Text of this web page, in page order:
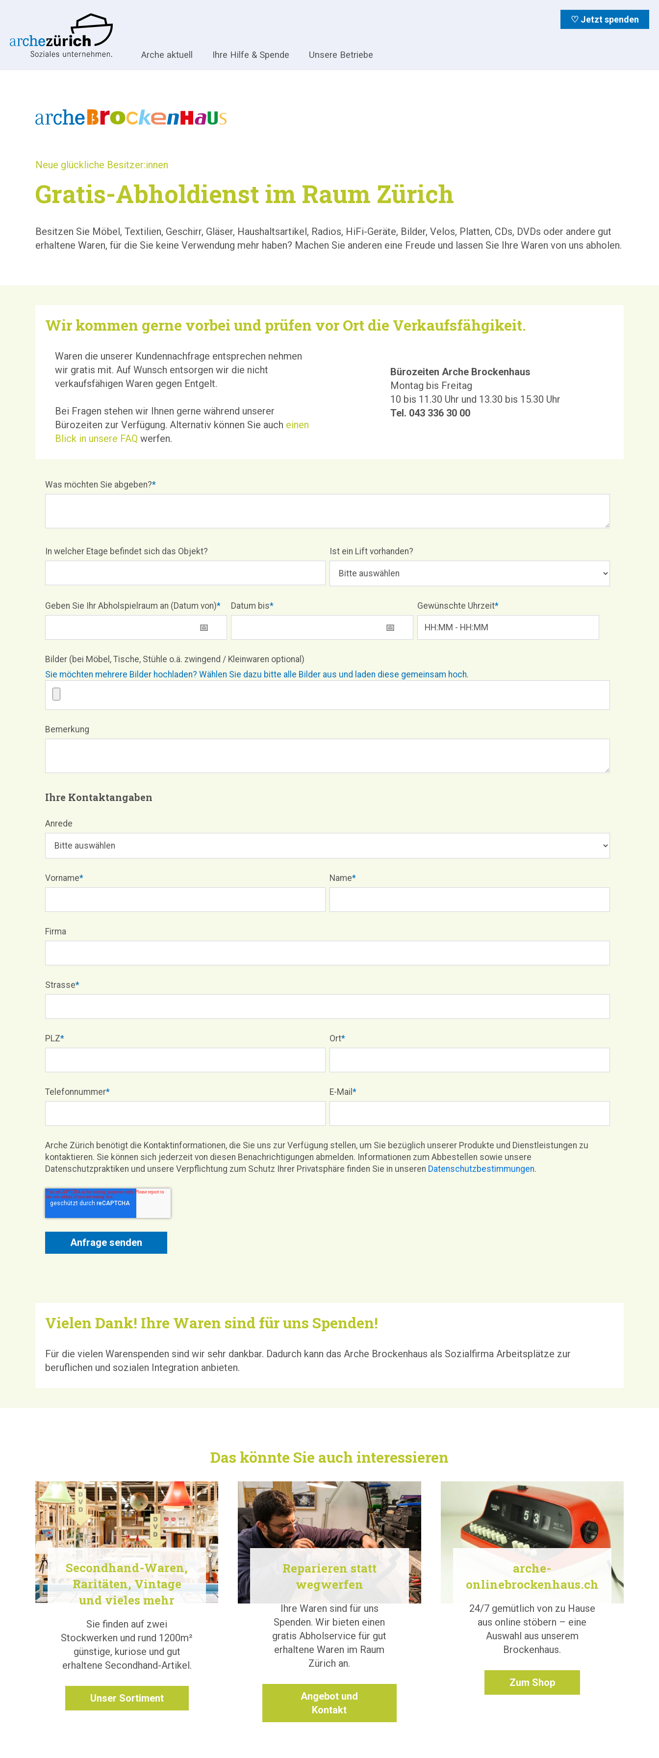
♡ Jetzt spenden
Arche aktuell Ihre Hilfe & Spende Unsere Betriebe
Neue glückliche Besitzer:innen
Gratis-Abholdienst im Raum Zürich
Besitzen Sie Möbel, Textilien, Geschirr, Gläser, Haushaltsartikel, Radios, HiFi-Geräte, Bilder, Velos, Platten, CDs, DVDs oder andere gut
erhaltene Waren, für die Sie keine Verwendung mehr haben? Machen Sie anderen eine Freude und lassen Sie Ihre Waren von uns abholen.
Wir kommen gerne vorbei und prüfen vor Ort die Verkaufsfähgikeit.
Waren die unserer Kundennachfrage entsprechen nehmen
wir gratis mit. Auf Wunsch entsorgen wir die nicht
verkaufsfähigen Waren gegen Entgelt.
Bei Fragen stehen wir Ihnen gerne während unserer
Bürozeiten zur Verfügung. Alternativ können Sie auch einen
Blick in unsere FAQ werfen.
Bürozeiten Arche Brockenhaus
Montag bis Freitag
10 bis 11.30 Uhr und 13.30 bis 15.30 Uhr
Tel. 043 336 30 00
Was möchten Sie abgeben?*
In welcher Etage befindet sich das Objekt? Ist ein Lift vorhanden?
Geben Sie Ihr Abholspielraum an (Datum von)* Datum bis* Gewünschte Uhrzeit*
Bilder (bei Möbel, Tische, Stühle o.ä. zwingend / Kleinwaren optional)
Sie möchten mehrere Bilder hochladen? Wählen Sie dazu bitte alle Bilder aus und laden diese gemeinsam hoch.
Bemerkung
Ihre Kontaktangaben
Anrede
Vorname* Name*
Firma
Strasse*
PLZ* Ort*
Telefonnummer* E-Mail *
Arche Zürich benötigt die Kontaktinformationen, die Sie uns zur Verfügung stellen, um Sie bezüglich unserer Produkte und Dienstleistungen zu
kontaktieren. Sie können sich jederzeit von diesen Benachrichtigungen abmelden. Informationen zum Abbestellen sowie unsere
Datenschutzpraktiken und unsere Verpflichtung zum Schutz Ihrer Privatsphäre finden Sie in unseren Datenschutzbestimmungen.
Vielen Dank! Ihre Waren sind für uns Spenden!
Für die vielen Warenspenden sind wir sehr dankbar. Dadurch kann das Arche Brockenhaus als Sozialfirma Arbeitsplätze zur
beruflichen und sozialen Integration anbieten.
Das könnte Sie auch interessieren
Secondhand-Waren,
Raritäten, Vintage
und vieles mehr
Sie finden auf zwei
Stockwerken und rund 1200m²
günstige, kuriose und gut
erhaltene Secondhand-Artikel.
Unser Sortiment
Reparieren statt
wegwerfen
Ihre Waren sind für uns
Spenden. Wir bieten einen
gratis Abholservice für gut
erhaltene Waren im Raum
Zürich an.
Angebot und
Kontakt
arche-
onlinebrockenhaus.ch
24/7 gemütlich von zu Hause
aus online stöbern – eine
Auswahl aus unserem
Brockenhaus.
Zum Shop